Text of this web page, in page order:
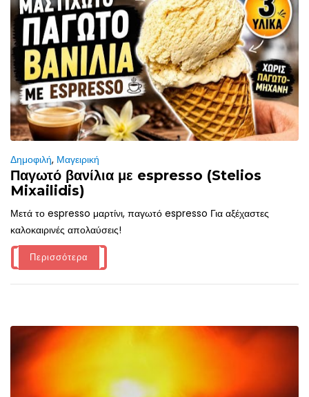
Δημοφιλή, Μαγειρική
Παγωτό βανίλια με espresso (Stelios
Mixailidis)
Μετά το espresso μαρτίνι, παγωτό espresso Για αξέχαστες
καλοκαιρινές απολαύσεις!
Περισσότερα